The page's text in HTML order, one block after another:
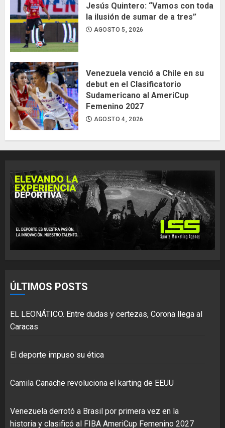
Jesús Quintero: “Vamos con toda
la ilusión de sumar de a tres”
AGOSTO 5, 2026
Venezuela venció a Chile en su
debut en el Clasificatorio
Sudamericano al AmeriCup
Femenino 2027
AGOSTO 4, 2026
ÚLTIMOS POSTS
EL LEONÁTICO. Entre dudas y certezas, Corona llega al
Caracas
El deporte impuso su ética
Camila Canache revoluciona el karting de EEUU
Venezuela derrotó a Brasil por primera vez en la
historia y clasificó al FIBA AmeriCup Femenino 2027